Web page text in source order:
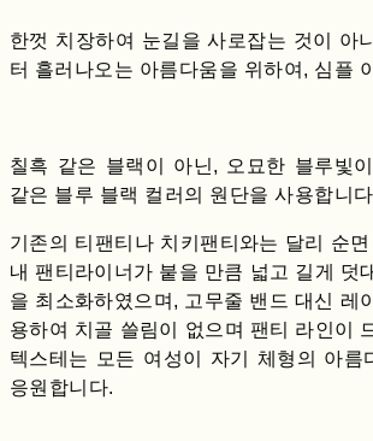
한껏 치장하여 눈길을 사로잡는 것이 아
터 흘러나오는 아름다움을 위하여, 심플
칠흑 같은 블랙이 아닌, 오묘한 블루빛
같은 블루 블랙 컬러의 원단을 사용합니
기존의 티팬티나 치키팬티와는 달리 순
내 팬티라이너가 붙을 만큼 넓고 길게 덧
을 최소화하였으며, 고무줄 밴드 대신 레
용하여 치골 쓸림이 없으며 팬티 라인이
텍스테는 모든 여성이 자기 체형의 아름
응원합니다.